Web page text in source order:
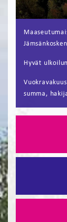
Hyvät
summa,